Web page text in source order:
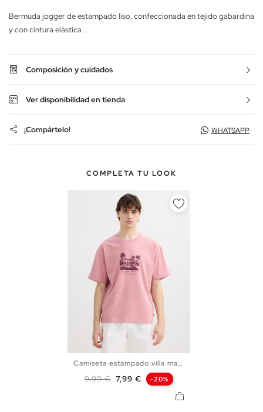
Bermuda jogger de estampado liso, confeccionada en tejido gabardina
y con cintura elástica .
Composición y cuidados
Ver disponibilidad en tienda
¡Compártelo! WHATSAPP
COMPLETA TU LOOK
Camiseta estampado villa mare
Precio base
9,99 € Precio
7,99 € -20%